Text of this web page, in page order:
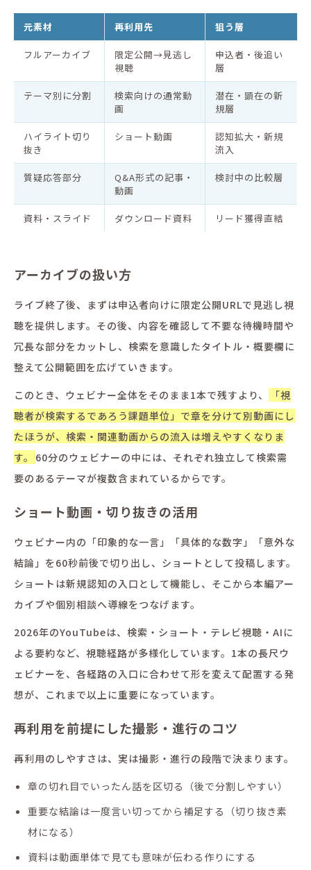
元素材 再利用先 狙う層
フルアーカイブ
限定公開→見逃し
視聴
申込者・後追い
層
テーマ別に分割
検索向けの通常動
画
潜在・顕在の新
規層
ハイライト切り
抜き
ショート動画
認知拡大・新規
流入
質疑応答部分
Q&A形式の記事・
動画
検討中の比較層
資料・スライド ダウンロード資料 リード獲得直結
アーカイブの扱い方
ライブ終了後、まずは申込者向けに限定公開URLで見逃し視
聴を提供します。その後、内容を確認して不要な待機時間や
冗長な部分をカットし、検索を意識したタイトル・概要欄に
整えて公開範囲を広げていきます。
このとき、ウェビナー全体をそのまま1本で残すより、
「視
聴者が検索するであろう課題単位」で章を分けて別動画にし
たほうが、検索・関連動画からの流入は増えやすくなりま
す。
60分のウェビナーの中には、それぞれ独立して検索需
要のあるテーマが複数含まれているからです。
ショート動画・切り抜きの活用
ウェビナー内の「印象的な一言」「具体的な数字」「意外な
結論」を60秒前後で切り出し、ショートとして投稿します。
ショートは新規認知の入口として機能し、そこから本編アー
カイブや個別相談へ導線をつなげます。
2026年のYouTubeは、検索・ショート・テレビ視聴・AIに
よる要約など、視聴経路が多様化しています。1本の長尺ウ
ェビナーを、各経路の入口に合わせて形を変えて配置する発
想が、これまで以上に重要になっています。
再利用を前提にした撮影・進行のコツ
再利用のしやすさは、実は撮影・進行の段階で決まります。
章の切れ目でいったん話を区切る（後で分割しやすい）
重要な結論は一度言い切ってから補足する（切り抜き素
材になる）
資料は動画単体で見ても意味が伝わる作りにする